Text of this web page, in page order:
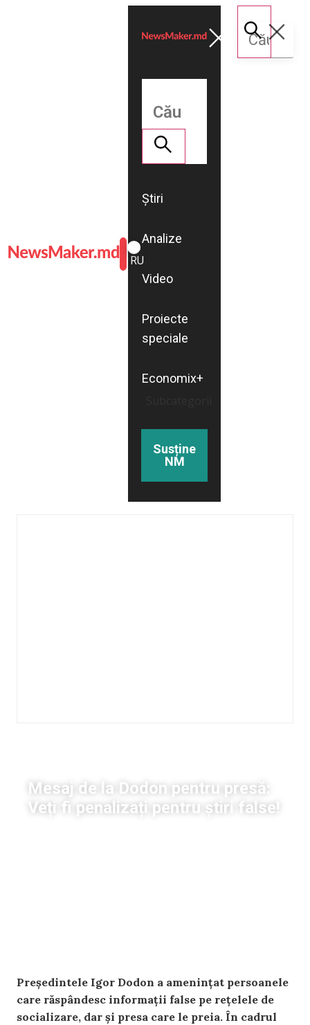
ROMÂNĂ
RU
Știri
Analize
Video
Proiecte
speciale
Economix+
Susține
NM
Mesaj de la Dodon pentru presă:
Veți fi penalizați pentru știri false!
Președintele Igor Dodon a amenințat persoanele
care răspândesc informații false pe rețelele de
socializare, dar și presa care le preia. În cadrul